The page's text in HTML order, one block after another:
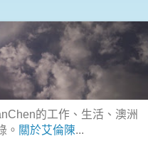
的工作、生活、澳洲
。 關於艾倫陳...